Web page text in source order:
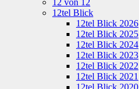
12 von 12
12tel Blick
12tel Blick 2026
12tel Blick 2025
12tel Blick 2024
12tel Blick 2023
12tel Blick 2022
12tel Blick 2021
12tel Blick 2020